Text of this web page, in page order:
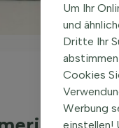
Um Ihr
und
Dritte Ihr
Cookies
Werbung
einstellen!